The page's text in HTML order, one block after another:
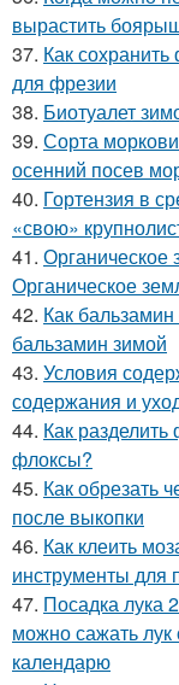
вырастить
37. Как
для фрезии
38. Биотуалет
39. Сорта
осенний посев
40. Гортензия в
«свою»
41. Органическое
Органическое
42. Как
бальзамин зимой
43. Условия
содержания и
44. Как
флоксы?
45. Как обрезать
после выкопки
46. Как клеить
инструменты для
47. Посадка лука
можно сажать лук
календарю